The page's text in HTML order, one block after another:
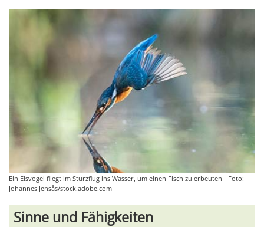
Ein Eisvogel fliegt im Sturzflug ins Wasser, um einen Fisch zu erbeuten - Foto:
Johannes Jensås/stock.adobe.com
Sinne und Fähigkeiten